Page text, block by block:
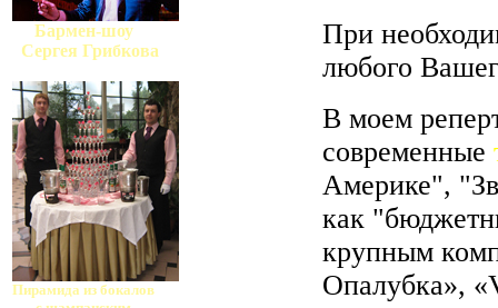
Бармен-шоу
Сергея Грибкова
Пирамида из бокалов
При
любого
В моем
современные
Америке",
как
крупным
Опалубка»,